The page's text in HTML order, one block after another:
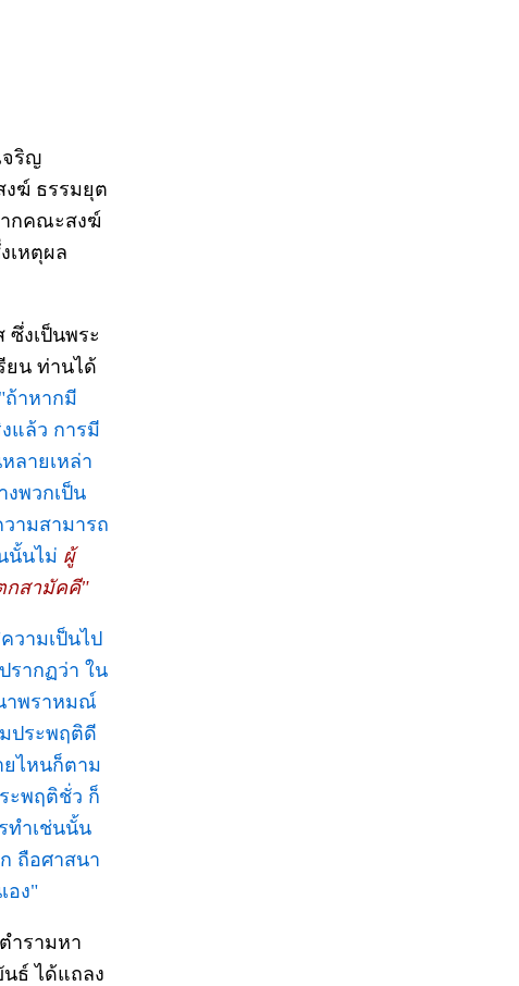
จริญ
งฆ์ ธรรมยุต
กคณะสงฆ์
เหตุผล
ซึ่งเป็นพระ
ยน ท่านได้
"ถ้าหากมี
แล้ว การมี
ลายเหล่า
งพวกเป็น
ามสามารถ
นั้นไม่ ผู้
กสามัคคี"
วามเป็นไป
รากฏว่า ใน
าพราหมณ์
ประพฤติดี
ไหนก็ตาม
ะพฤติชั่ว ก็
ทำเช่นนั้น
ถือศาสนา
อง"
ำรามหา
ธ์ ได้แถลง